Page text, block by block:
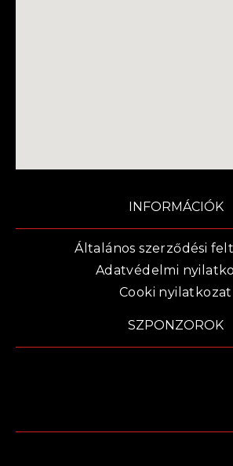
INFORMÁCIÓK
Általános szerződési
Adatvédelmi
Cooki nyilatkozat
SZPONZOROK